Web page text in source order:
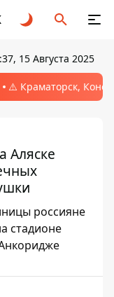
15 Августа 2025
⚠️ Краматорск,
Аляске
россияне
стадионе